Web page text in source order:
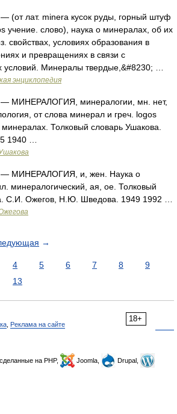
— (от лат. minera кусок руды, горный штуф
учение. слово), наука о минералах, об их
свойствах, условиях образования в
и превращениях в связи с
условий. Минералы твердые,&#8230; …
энциклопедия
— МИНЕРАЛОГИЯ, минералогии, мн. нет,
от слова минерал и греч. logos
Толковый словарь Ушакова.
1940 …
— МИНЕРАЛОГИЯ, и, жен. Наука о
минералогический, ая, ое. Толковый
С.И. Ожегов, Н.Ю. Шведова. 1949 1992 …
→
4 5 6 7 8
9
13
18+
Реклама на сайте
, сделанные на PHP, Joomla,
Drupal,